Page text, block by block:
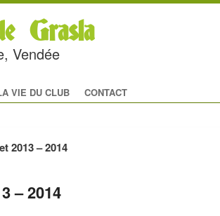
Grasla
Vendée
VIE DU CLUB CONTACT
2013 – 2014
– 2014